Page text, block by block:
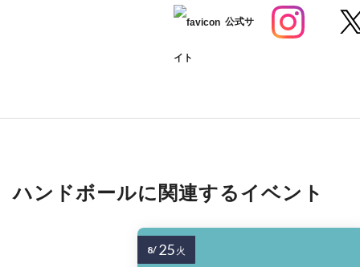
公式サ
イト
ハンドボールに関連するイベント
8/ 25 火